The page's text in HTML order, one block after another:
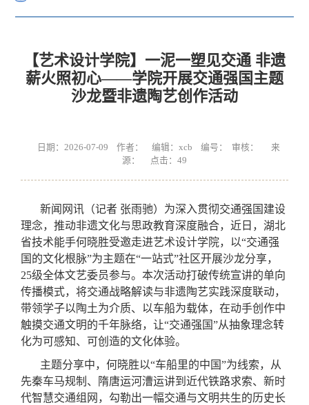
【艺术设计学院】一泥一塑见交通 非遗
薪火照初心——学院开展交通强国主题
沙龙暨非遗陶艺创作活动
日期：2026-07-09 作者： 编辑：xcb 编号： 审核： 来
源： 点击： 49
新闻网讯（记者 张雨驰）为深入贯彻交通强国建设
理念，推动非遗文化与思政教育深度融合，近日，湖北
省技术能手何晓胜受邀走进艺术设计学院，以“交通强
国的文化根脉”为主题在“一站式”社区开展沙龙分享，
25级全体文艺委员参与。本次活动打破传统宣讲的单向
传播模式，将交通战略解读与非遗陶艺实践深度联动，
带领学子以陶土为介质、以车船为载体，在动手创作中
触摸交通文明的千年脉络，让“交通强国”从抽象理念转
化为可感知、可创造的文化体验。
主题分享中，何晓胜以“车船里的中国”为线索，从
先秦车马规制、隋唐运河漕运讲到近代铁路求索、新时
代智慧交通组网，勾勒出一幅交通与文明共生的历史长